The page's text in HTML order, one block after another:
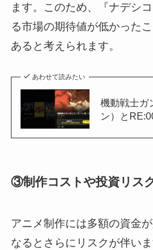
ます。このため、『ナデシ
る市場の期待値が低かった
あると考えられます。
あわせて読みたい
機動戦士ガ
ン）と
③制作コストや投資リス
アニメ制作には多額の資金
なるとさらにリスクが伴いま